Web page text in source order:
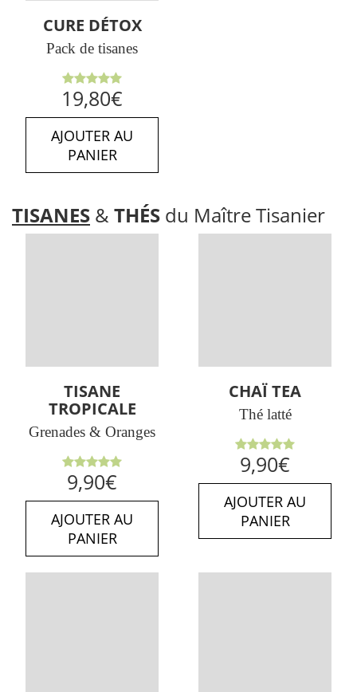
CURE DÉTOX
Pack de tisanes
Note5.00
sur 5
19,80€
AJOUTER AU
PANIER
TISANES & THÉS du Maître Tisanier
TISANE
TROPICALE
Grenades & Oranges
Note5.00
sur 5
9,90€
AJOUTER AU
PANIER
CHAÏ TEA
Thé latté
Note5.00
sur 5
9,90€
AJOUTER AU
PANIER